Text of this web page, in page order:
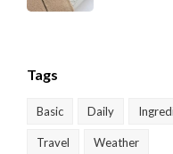
Tags
Basic Daily
Travel Weather